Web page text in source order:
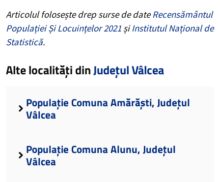
Articolul folosește drep surse de dateRecensământul
Populației Și Locuințelor 2021 șiInstitutul Național de
Statistică.
Alte localități dinJudețul Vâlcea
Populație Comuna Amărăști, Județul
Vâlcea
Populație Comuna Alunu, Județul
Vâlcea